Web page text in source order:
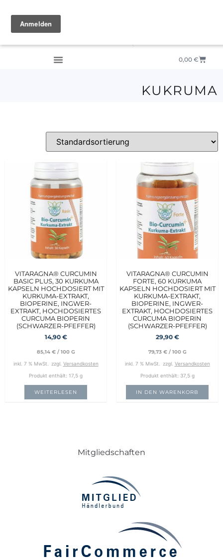
0,00 €
KUKRUMA
VITARAGNA® CURCUMIN
BASIC PLUS, 30 KURKUMA
KAPSELN HOCHDOSIERT MIT
KURKUMA-EXTRAKT,
BIOPERINE, INGWER-
EXTRAKT, HOCHDOSIERTES
CURCUMA BIOPERIN
(SCHWARZER-PFEFFER)
14,90 €
85,14 €/ 100 G
inkl. 7 % MwSt. zzgl. Versandkosten
Produkt enthält: 17,5 g
WEITERLESEN
VITARAGNA® CURCUMIN
FORTE, 60 KURKUMA
KAPSELN HOCHDOSIERT MIT
KURKUMA-EXTRAKT,
BIOPERINE, INGWER-
EXTRAKT, HOCHDOSIERTES
CURCUMA BIOPERIN
(SCHWARZER-PFEFFER)
29,90 €
79,73 €/ 100 G
inkl. 7 % MwSt. zzgl. Versandkosten
Produkt enthält: 37,5 g
IN DEN WARENKORB
Mitgliedschaften